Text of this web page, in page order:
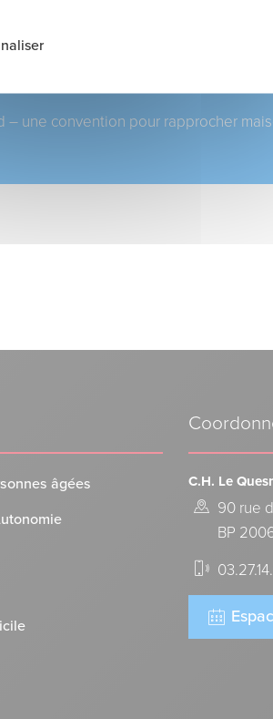
– une convention pour rapprocher
âgées
C.H. Le
90 rue
BP